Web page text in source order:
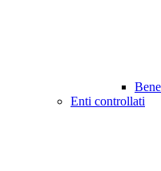
Enti controllati